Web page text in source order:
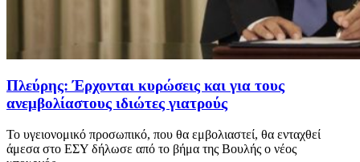
Πλεύρης: Έρχονται κυρώσεις και για τους
ανεμβολίαστους ιδιώτες γιατρούς
Το υγειονομικό προσωπικό, που θα εμβολιαστεί, θα ενταχθεί
άμεσα στο ΕΣΥ δήλωσε από το βήμα της Βουλής ο νέος